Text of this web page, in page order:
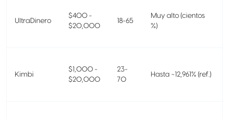
UltraDinero
$400 -
$20,000
18-65
Muy alto (cientos
%)
Kimbi
$1,000 -
$20,000
23-
70
Hasta ~12,961% (ref.)